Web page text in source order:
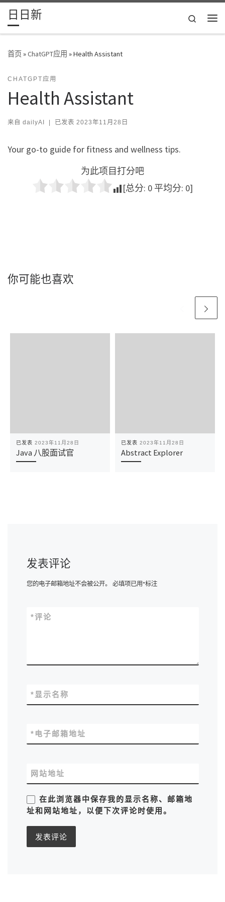
Skip to content
日日新
Search
首页»ChatGPT应用 »Health Assistant
CHATGPT应用
Health Assistant
来自 dailyAI | 已发表 2023年11月28日
Your go-to guide for fitness and wellness tips.
为此项目打分吧
[总分: 0 平均分: 0]
你可能也喜欢
已发表 2023年11月28日
Java 八股面试官
已发表 2023年11月28日
Abstract Explorer
发表评论
您的电子邮箱地址不会被公开。 必填项已用*标注
评论
*
显示名称
*
电子邮箱地址
*
网站地址
在此浏览器中保存我的显示名称、邮箱地
址和网站地址，以便下次评论时使用。